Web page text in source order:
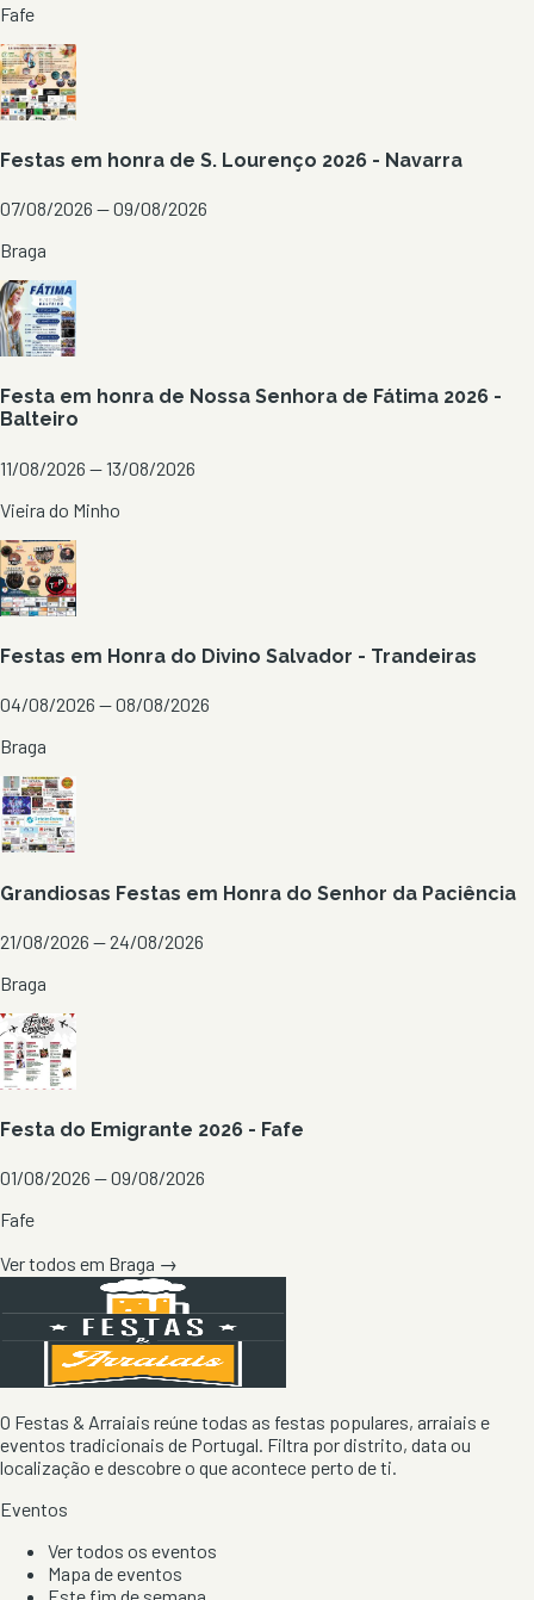
Fafe
Festas em honra de S. Lourenço 2026 - Navarra
07/08/2026 — 09/08/2026
Braga
Festa em honra de Nossa Senhora de Fátima 2026 -
Balteiro
11/08/2026 — 13/08/2026
Vieira do Minho
Festas em Honra do Divino Salvador - Trandeiras
04/08/2026 — 08/08/2026
Braga
Grandiosas Festas em Honra do Senhor da Paciência
21/08/2026 — 24/08/2026
Braga
Festa do Emigrante 2026 - Fafe
01/08/2026 — 09/08/2026
Fafe
Ver todos em Braga →
O Festas & Arraiais reúne todas as festas populares, arraiais e
eventos tradicionais de Portugal. Filtra por distrito, data ou
localização e descobre o que acontece perto de ti.
Eventos
Ver todos os eventos
Mapa de eventos